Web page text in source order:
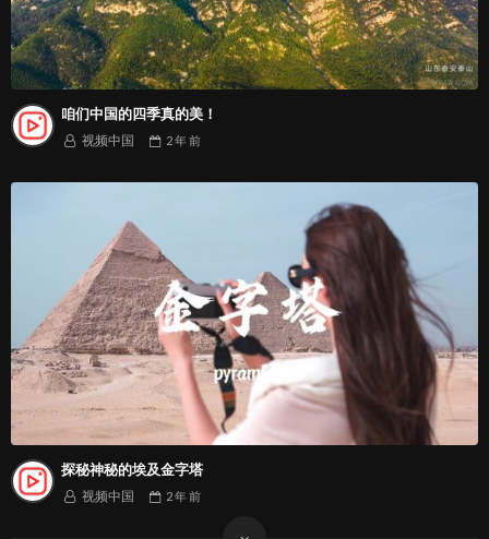
咱们中国的四季真的美！
视频中国 2 年前
探秘神秘的埃及金字塔
视频中国 2 年前